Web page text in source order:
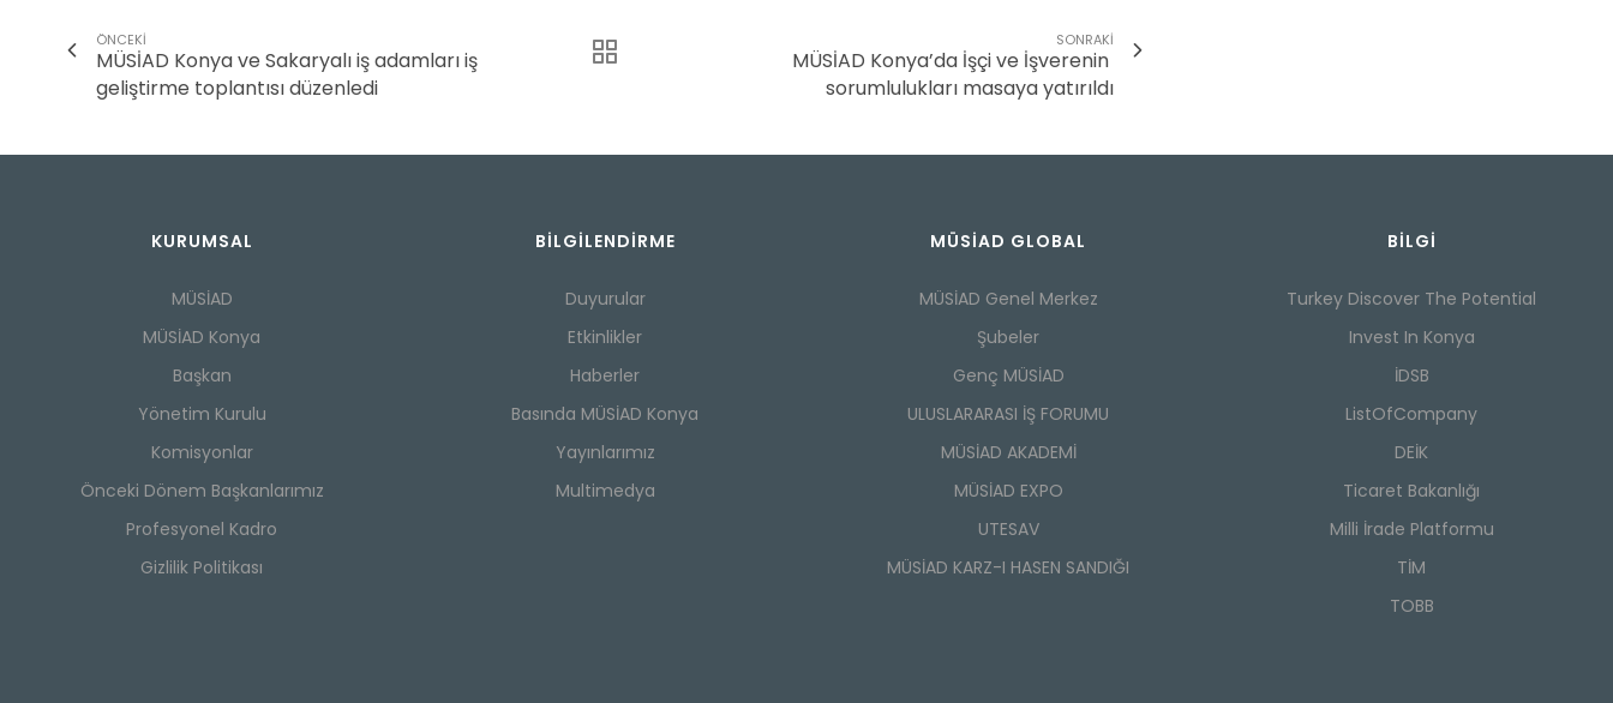
ÖNCEKI
MÜSİAD Konya ve Sakaryalı iş adamları iş
geliştirme toplantısı düzenledi
SONRAKI
MÜSİAD Konya’da İşçi ve İşverenin
sorumlulukları masaya yatırıldı
KURUMSAL
MÜSİAD
MÜSİAD Konya
Başkan
Yönetim Kurulu
Komisyonlar
Önceki Dönem Başkanlarımız
Profesyonel Kadro
Gizlilik Politikası
BILGILENDIRME
Duyurular
Etkinlikler
Haberler
Basında MÜSİAD Konya
Yayınlarımız
Multimedya
MÜSİAD GLOBAL
MÜSİAD Genel Merkez
Şubeler
Genç MÜSİAD
ULUSLARARASI İŞ FORUMU
MÜSİAD AKADEMİ
MÜSİAD EXPO
UTESAV
MÜSİAD KARZ-I HASEN SANDIĞI
BILGI
Turkey Discover The Potential
Invest In Konya
İDSB
ListOfCompany
DEİK
Ticaret Bakanlığı
Milli İrade Platformu
TİM
TOBB